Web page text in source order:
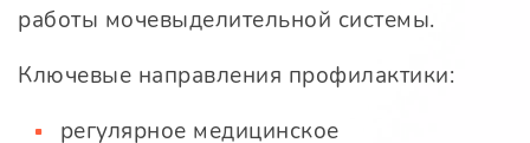
работы мочевыделительной системы.
Ключевые направления профилактики:
регулярное медицинское